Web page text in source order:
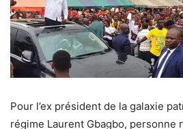
Pour l’ex président de la galaxie
régime Laurent Gbagbo, personne